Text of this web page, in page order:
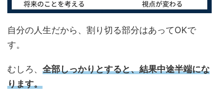
自分の人生だから、割り切る部分はあってOKで
す。
むしろ、 全部しっかりとすると、結果中途半端にな
ります。